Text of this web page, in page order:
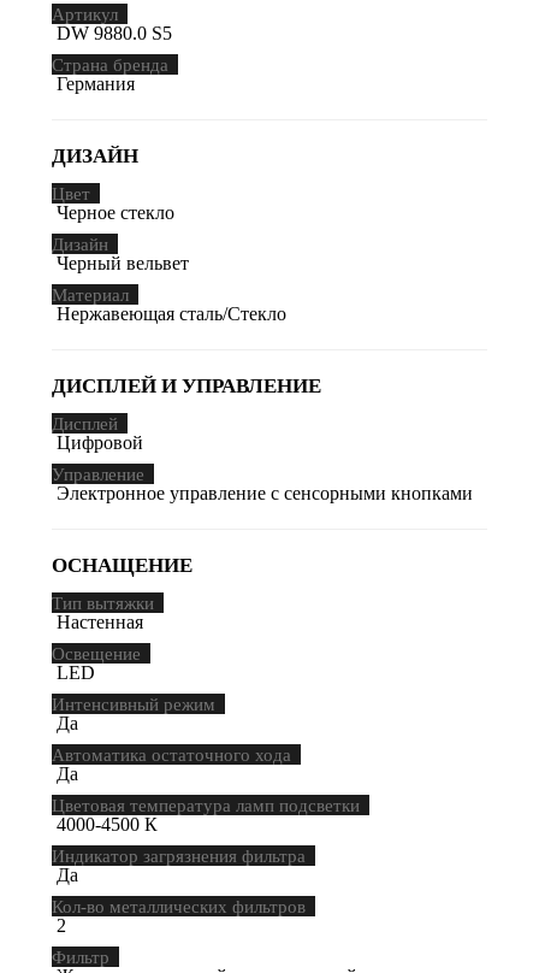
Артикул
DW 9880.0 S5
Страна бренда
Германия
ДИЗАЙН
Цвет
Черное стекло
Дизайн
Черный вельвет
Материал
Нержавеющая сталь/Стекло
ДИСПЛЕЙ И УПРАВЛЕНИЕ
Дисплей
Цифровой
Управление
Электронное управление с сенсорными кнопками
ОСНАЩЕНИЕ
Тип вытяжки
Настенная
Освещение
LED
Интенсивный режим
Да
Автоматика остаточного хода
Да
Цветовая температура ламп подсветки
4000-4500 К
Индикатор загрязнения фильтра
Да
Кол-во металлических фильтров
2
Фильтр